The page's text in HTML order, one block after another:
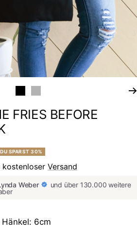
FRIES BEFORE
DU SPARST 30%
kostenloser Versand
Weber
und über 130.000 weitere
6cm